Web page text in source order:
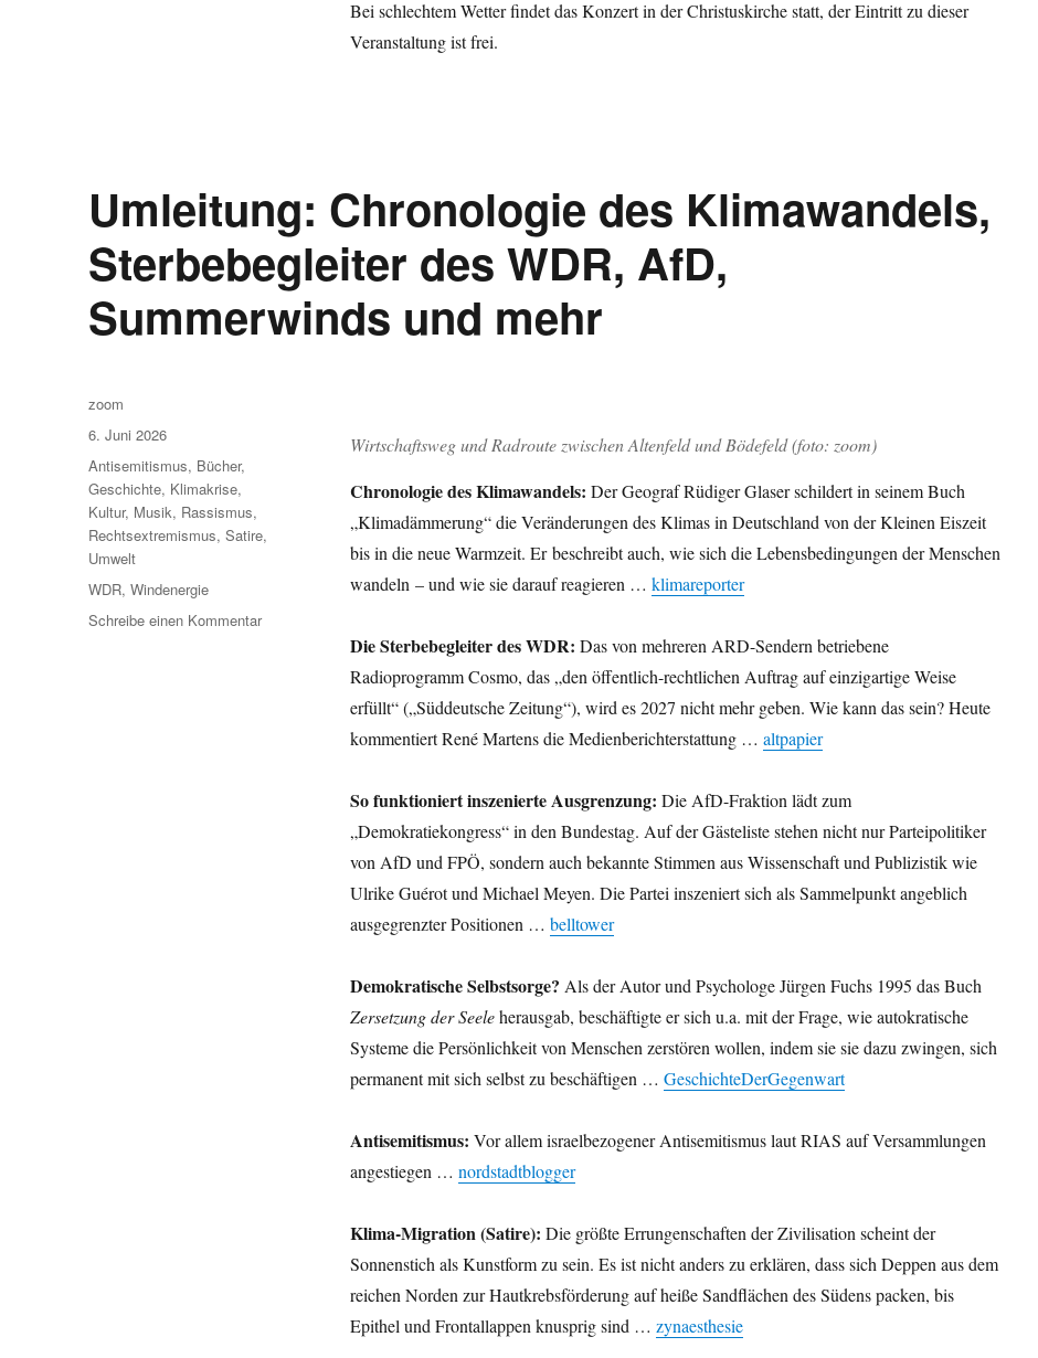
Bei schlechtem Wetter findet das Konzert in der Christuskirche statt, der Eintritt zu dieser
Veranstaltung ist frei.
Umleitung: Chronologie des Klimawandels,
Sterbebegleiter des WDR, AfD,
Summerwinds und mehr
Wirtschaftsweg und Radroute zwischen Altenfeld und Bödefeld (foto: zoom)
Chronologie des Klimawandels: Der Geograf Rüdiger Glaser schildert in seinem Buch
„Klimadämmerung“ die Veränderungen des Klimas in Deutschland von der Kleinen Eiszeit
bis in die neue Warmzeit. Er beschreibt auch, wie sich die Lebensbedingungen der Menschen
wandeln – und wie sie darauf reagieren … klimareporter
Die Sterbebegleiter des WDR: Das von mehreren ARD-Sendern betriebene
Radioprogramm Cosmo, das „den öffentlich-rechtlichen Auftrag auf einzigartige Weise
erfüllt“ („Süddeutsche Zeitung“), wird es 2027 nicht mehr geben. Wie kann das sein? Heute
kommentiert René Martens die Medienberichterstattung … altpapier
So funktioniert inszenierte Ausgrenzung: Die AfD-Fraktion lädt zum
„Demokratiekongress“ in den Bundestag. Auf der Gästeliste stehen nicht nur Parteipolitiker
von AfD und FPÖ, sondern auch bekannte Stimmen aus Wissenschaft und Publizistik wie
Ulrike Guérot und Michael Meyen. Die Partei inszeniert sich als Sammelpunkt angeblich
ausgegrenzter Positionen … belltower
Demokratische Selbstsorge? Als der Autor und Psychologe Jürgen Fuchs 1995 das Buch
Zersetzung der Seeleherausgab, beschäftigte er sich u.a. mit der Frage, wie autokratische
Systeme die Persönlichkeit von Menschen zerstören wollen, indem sie sie dazu zwingen, sich
permanent mit sich selbst zu beschäftigen … GeschichteDerGegenwart
Antisemitismus: Vor allem israelbezogener Antisemitismus laut RIAS auf Versammlungen
angestiegen … nordstadtblogger
Klima-Migration (Satire): Die größte Errungenschaften der Zivilisation scheint der
Sonnenstich als Kunstform zu sein. Es ist nicht anders zu erklären, dass sich Deppen aus dem
reichen Norden zur Hautkrebsförderung auf heiße Sandflächen des Südens packen, bis
Epithel und Frontallappen knusprig sind … zynaesthesie
Autor
zoom
Veröffentlicht
am
6. Juni 2026
Kategorien
Antisemitismus, Bücher,
Geschichte, Klimakrise,
Kultur, Musik, Rassismus,
Rechtsextremismus,Satire,
Umwelt
Schlagwörter
WDR,Windenergie
Schreibe einen Kommentarzu
Klimawandels,
Sterbebegleiter